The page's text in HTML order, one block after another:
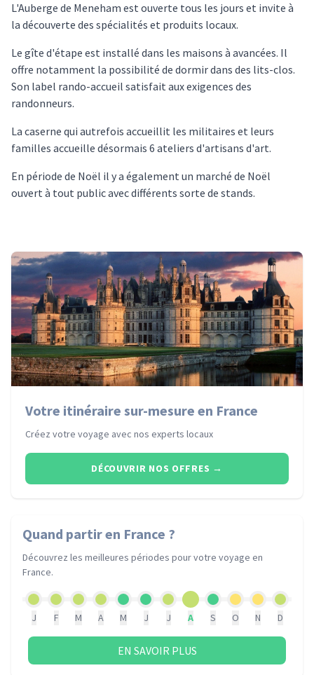
L'Auberge de Meneham est ouverte tous les jours et invite à
la découverte des spécialités et produits locaux.
Le gîte d'étape est installé dans les maisons à avancées. Il
offre notamment la possibilité de dormir dans des lits-clos.
Son label rando-accueil satisfait aux exigences des
randonneurs.
La caserne qui autrefois accueillit les militaires et leurs
familles accueille désormais 6 ateliers d'artisans d'art.
En période de Noël il y a également un marché de Noël
ouvert à tout public avec différents sorte de stands.
Votre itinéraire sur-mesure en France
Créez votre voyage avec nos experts locaux
DÉCOUVRIR NOS OFFRES →
Quand partiren France ?
Découvrez les meilleures périodes pour votre voyage en
France.
J F M A M J J A S O N D
EN SAVOIR PLUS